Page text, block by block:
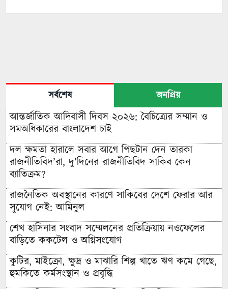
সর্বশেষ জনপ্রিয়
আন্তর্জাতিক আদিবাসী দিবস ২০২৬: বৈচিত্র্যের সম্মান ও
সমঅধিকারের বাংলাদেশ চাই
দল ক্ষমতা হারালে সবার আগে পিছটান দেন তারকা
রাজনীতিবিদ’রা, দু’দিনের রাজনীতিবিদ সাকিব কেন
ব্যাতিক্রম?
রাজনৈতিক অবস্থানের কারণে সাকিবের দেশে ফেরার আর
সুযোগ নেই: আমিনুল
শেখ হাসিনার সংবাদ সম্মেলনের প্রতিক্রিয়ায় নওফেলের
বাড়িতে ককটেল ও অগ্নিসংযোগ
কুটির, মাইক্রো, ক্ষুদ্র ও মাঝারি শিল্প খাতে ঋণ কমে গেছে,
হুমকিতে কর্মসংস্থান ও প্রবৃদ্ধি